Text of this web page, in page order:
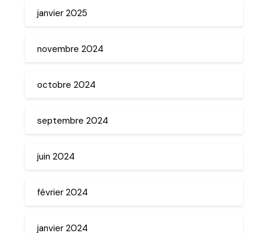
janvier 2025
novembre 2024
octobre 2024
septembre 2024
juin 2024
février 2024
janvier 2024